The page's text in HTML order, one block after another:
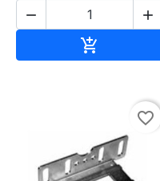
 

favorite_border